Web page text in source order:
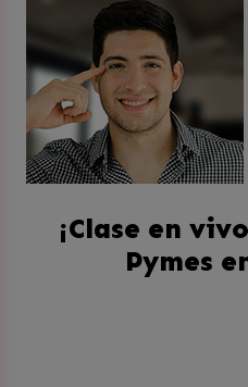
¡Clase en
Pymes